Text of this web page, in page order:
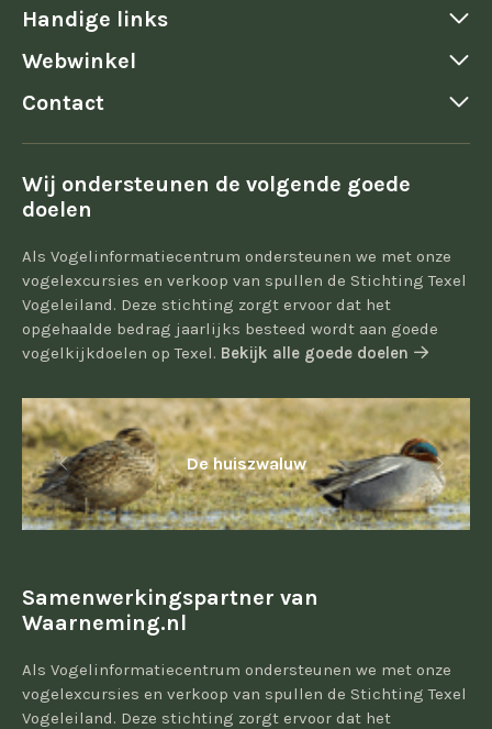
Handige links
Webwinkel
Contact
Wij ondersteunen de volgende goede
doelen
Als Vogelinformatiecentrum ondersteunen we met onze
vogelexcursies en verkoop van spullen de Stichting Texel
Vogeleiland. Deze stichting zorgt ervoor dat het
opgehaalde bedrag jaarlijks besteed wordt aan goede
vogelkijkdoelen op Texel. Bekijk alle goede doelen
De huiszwaluw
Samenwerkingspartner van
Waarneming.nl
Als Vogelinformatiecentrum ondersteunen we met onze
vogelexcursies en verkoop van spullen de Stichting Texel
Vogeleiland. Deze stichting zorgt ervoor dat het